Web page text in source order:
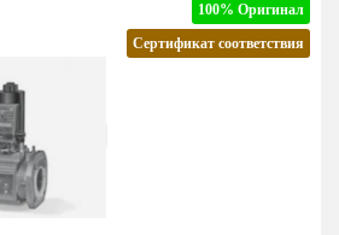
100% Оригинал
Сертификат соответствия